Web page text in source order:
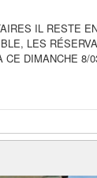
IL RESTE
LES
CE DIMANCHE 8/